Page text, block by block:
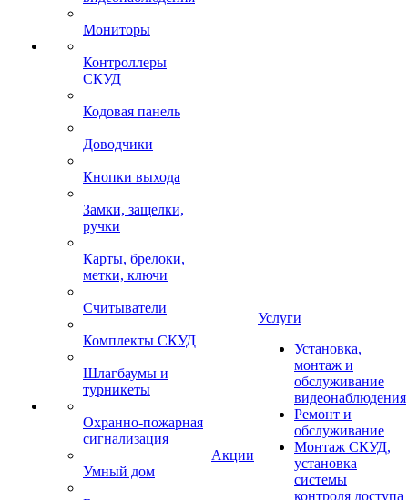
Мониторы
Контроллеры
СКУД
Кодовая панель
Доводчики
Кнопки выхода
Замки, защелки,
ручки
Карты, брелоки,
метки, ключи
Считыватели
Комплекты СКУД
Шлагбаумы и
турникеты
Охранно-пожарная
сигнализация
Умный дом
Акции
Услуги
Установка,
монтаж и
обслуживание
видеонаблюдения
Ремонт и
обслуживание
Монтаж СКУД,
установка
системы
контроля доступа